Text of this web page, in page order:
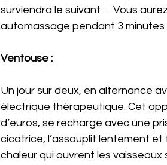
surviendra le suivant … Vous
automassage pendant 3
Ventouse :
Un jour sur deux, en alternance
électrique thérapeutique. Cet
d’euros, se recharge avec une
cicatrice, l’assouplit lentement
chaleur qui ouvrent les